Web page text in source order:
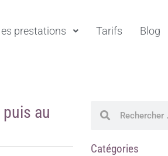
prestations Tarifs Blog
au
Rechercher
Catégories